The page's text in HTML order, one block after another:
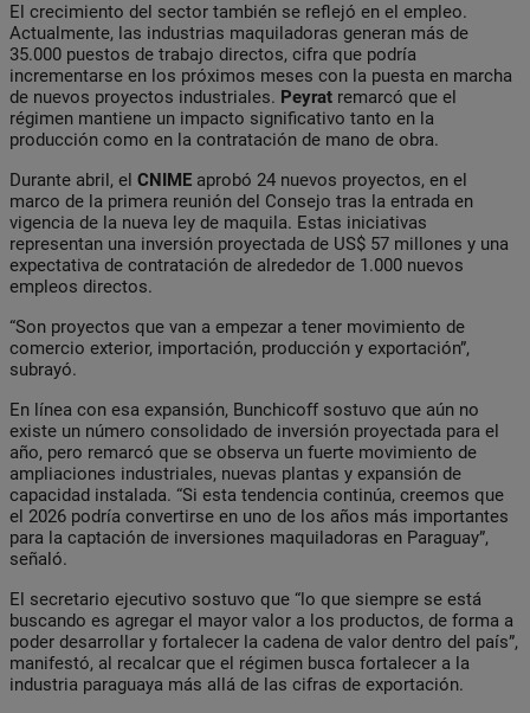
El crecimiento del sector también se reflejó en el empleo.
Actualmente, las industrias maquiladoras generan más de
35.000 puestos de trabajo directos, cifra que podría
incrementarse en los próximos meses con la puesta en marcha
de nuevos proyectos industriales. Peyrat remarcó que el
régimen mantiene un impacto significativo tanto en la
producción como en la contratación de mano de obra.
Durante abril, el CNIME aprobó 24 nuevos proyectos, en el
marco de la primera reunión del Consejo tras la entrada en
vigencia de la nueva ley de maquila. Estas iniciativas
representan una inversión proyectada de US$ 57 millones y una
expectativa de contratación de alrededor de 1.000 nuevos
empleos directos.
“Son proyectos que van a empezar a tener movimiento de
comercio exterior, importación, producción y exportación”,
subrayó.
En línea con esa expansión, Bunchicoff sostuvo que aún no
existe un número consolidado de inversión proyectada para el
año, pero remarcó que se observa un fuerte movimiento de
ampliaciones industriales, nuevas plantas y expansión de
capacidad instalada. “Si esta tendencia continúa, creemos que
el 2026 podría convertirse en uno de los años más importantes
para la captación de inversiones maquiladoras en Paraguay”,
señaló.
El secretario ejecutivo sostuvo que “lo que siempre se está
buscando es agregar el mayor valor a los productos, de forma a
poder desarrollar y fortalecer la cadena de valor dentro del país”,
manifestó, al recalcar que el régimen busca fortalecer a la
industria paraguaya más allá de las cifras de exportación.